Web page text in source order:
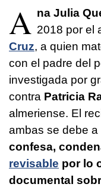
A na Julia
2018 por el
Cruz, a quien
con el padre del
investigada por
contra Patricia
almeriense. El
ambas se debe a
confesa,
revisable por lo
documental